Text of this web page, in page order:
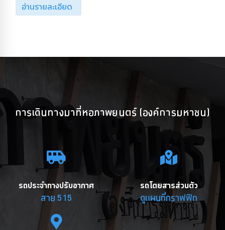
อ่านรายละเอียด
การเดินทางมาที่หอภาพยนตร์ (องค์การมหาชน)
รถประจำทางปรับอากาศ
สาย 515
รถโดยสารส่วนตัว
ดูแผนที่กราฟฟิก